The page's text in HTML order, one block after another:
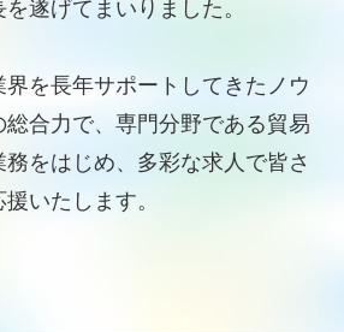
遂げてまいりました。
を長年サポートしてきたノウ
合力で、専門分野である貿易
をはじめ、多彩な求人で皆さ
いたします。